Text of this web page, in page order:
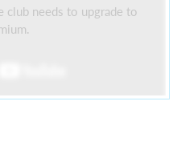
club needs to upgrade to